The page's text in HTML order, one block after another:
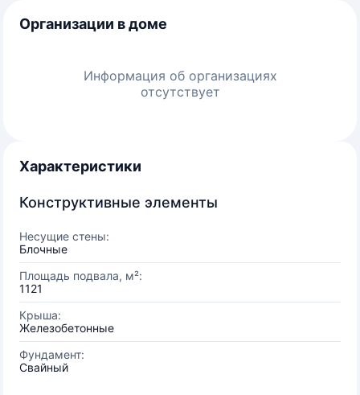
Организации в доме
Информация об организациях
отсутствует
Характеристики
Конструктивные элементы
Несущие стены:
Блочные
Площадь подвала, м²:
1121
Крыша:
Железобетонные
Фундамент:
Свайный